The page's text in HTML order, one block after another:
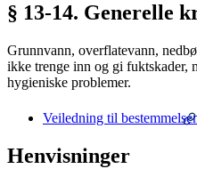
§ 13-14. Generelle
Grunnvann, overflatevann,
ikke trenge inn og gi fuktskader,
hygieniske problemer.
Veiledning til
Henvisninger